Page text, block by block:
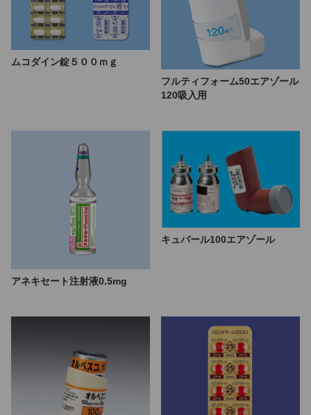
ムコダイン錠５００ｍｇ
フルティフォーム50エアゾール
120吸入用
アネキセート注射液0.5mg
キュバール100エアゾール